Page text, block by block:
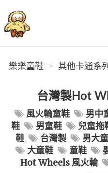
樂樂童鞋
樂樂童鞋 其他卡通系列
台灣製Hot
風火輪童鞋 男中
鞋
男童鞋 兒童拖
鞋
台灣製 男大童
大童鞋
童鞋
Hot Wheels 風火輪